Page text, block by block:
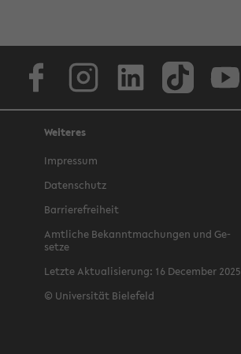
Face­book
Weiteres
Im­pres­sum
Da­ten­schutz
Bar­rie­re­frei­heit
Amt­li­che Be­kannt­ma­chun­gen und Ge­
set­ze
Letz­te Ak­tua­li­sie­rung: 16 De­cem­ber 2025
© Uni­ver­si­tät Bie­le­feld